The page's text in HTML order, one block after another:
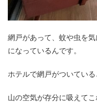
網戸があって、蚊や虫を
になっているんです。
ホテルで網戸がついてい
山の空気が存分に吸えてこ